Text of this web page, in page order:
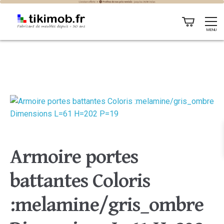
MENU
Armoire portes
battantes Coloris
:melamine/gris_ombre